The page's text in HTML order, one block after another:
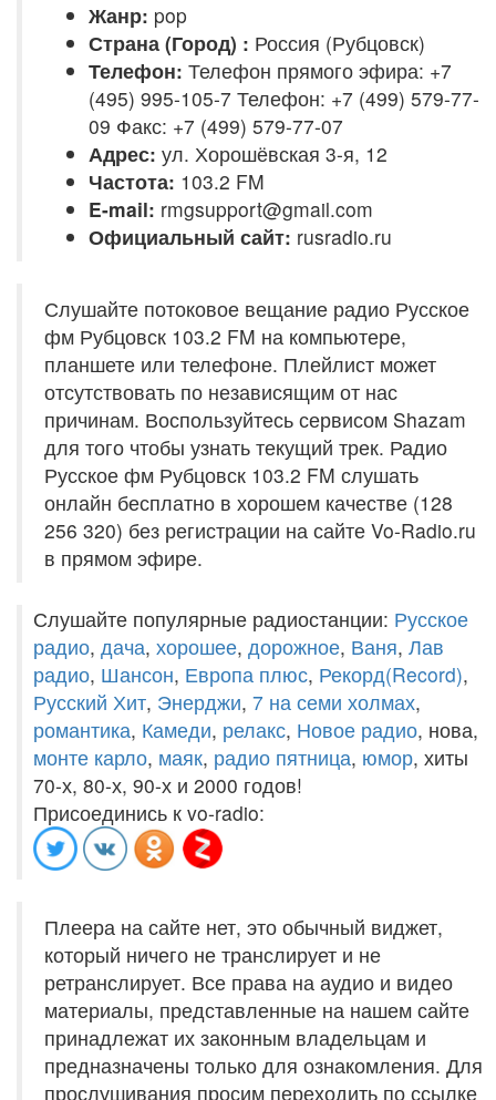
Жанр: pop
Страна (Город) : Россия (Рубцовск)
Телефон: Телефон прямого эфира: +7
(495) 995-105-7 Телефон: +7 (499) 579-77-
09 Факс: +7 (499) 579-77-07
Адрес: ул. Хорошёвская 3-я, 12
Частота: 103.2 FM
E-mail: rmgsupport@gmail.com
Официальный сайт: rusradio.ru
Слушайте потоковое вещание радио Русское
фм Рубцовск 103.2 FM на компьютере,
планшете или телефоне. Плейлист может
отсутствовать по независящим от нас
причинам. Воспользуйтесь сервисом Shazam
для того чтобы узнать текущий трек. Радио
Русское фм Рубцовск 103.2 FM слушать
онлайн бесплатно в хорошем качестве (128
256 320) без регистрации на сайте Vo-Radio.ru
в прямом эфире.
Слушайте популярные радиостанции: Русское
радио, дача, хорошее, дорожное, Ваня, Лав
радио, Шансон, Европа плюс, Рекорд(Record),
Русский Хит, Энерджи, 7 на семи холмах,
романтика, Камеди, релакс, Новое радио, нова,
монте карло, маяк, радио пятница, юмор, хиты
70-х, 80-х, 90-х и 2000 годов!
Присоединись к vo-radio:
Плеера на сайте нет, это обычный виджет,
который ничего не транслирует и не
ретранслирует. Все права на аудио и видео
материалы, представленные на нашем сайте
принадлежат их законным владельцам и
предназначены только для ознакомления. Для
прослушивания просим переходить по ссылке